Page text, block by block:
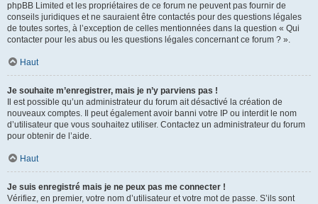
phpBB Limited et les propriétaires de ce forum ne peuvent pas fournir de
conseils juridiques et ne sauraient être contactés pour des questions légales
de toutes sortes, à l’exception de celles mentionnées dans la question « Qui
contacter pour les abus ou les questions légales concernant ce forum ? ».
Haut
Je souhaite m’enregistrer, mais je n’y parviens pas !
Il est possible qu’un administrateur du forum ait désactivé la création de
nouveaux comptes. Il peut également avoir banni votre IP ou interdit le nom
d’utilisateur que vous souhaitez utiliser. Contactez un administrateur du forum
pour obtenir de l’aide.
Haut
Je suis enregistré mais je ne peux pas me connecter !
Vérifiez, en premier, votre nom d’utilisateur et votre mot de passe. S’ils sont